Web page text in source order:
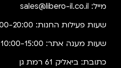
מייל: sales@libero-il.co.il
שעות פעילות החנות: 10:00-20:00
שעות מענה אתר: 10:00-15:00
כתובת: ביאליק 61 רמת גן